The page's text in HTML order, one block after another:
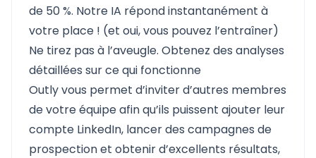
de 50 %. Notre IA répond instantanément à
votre place ! (et oui, vous pouvez l’entraîner)
Ne tirez pas à l’aveugle. Obtenez des analyses
détaillées sur ce qui fonctionne
Outly vous permet d’inviter d’autres membres
de votre équipe afin qu’ils puissent ajouter leur
compte LinkedIn, lancer des campagnes de
prospection et obtenir d’excellents résultats,